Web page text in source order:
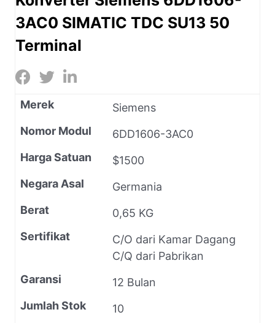
3AC0 SIMATIC TDC SU13 50
Terminal
Merek
Siemens
Nomor Modul
6DD1606-3AC0
Harga Satuan
$1500
Negara Asal
Germania
Berat
0,65 KG
Sertifikat
C/O dari Kamar Dagang
C/Q dari Pabrikan
Garansi
12 Bulan
Jumlah Stok
10